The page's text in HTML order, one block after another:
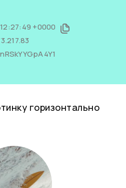
+0000
nRSkYYGpA4Y1
горизонтально